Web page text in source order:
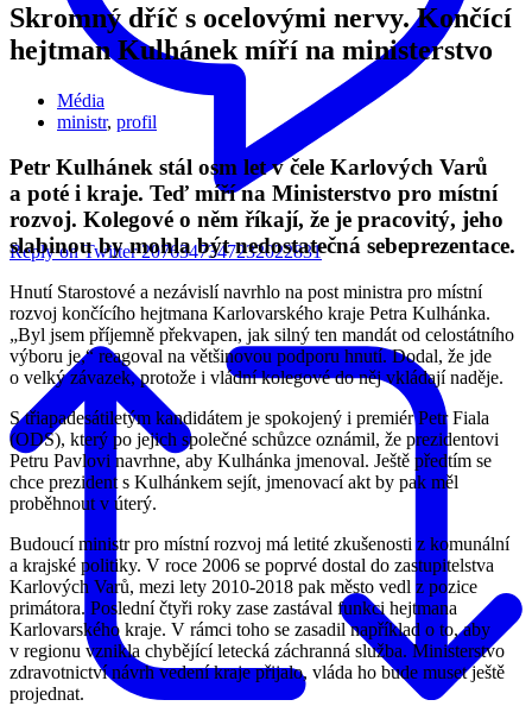
Reply on Twitter 2076347347232022831
Skromný dříč s ocelovými nervy. Končící
hejtman Kulhánek míří na ministerstvo
Média
ministr, profil
Petr Kulhánek stál osm let v čele Karlových Varů
a poté i kraje. Teď míří na Ministerstvo pro místní
rozvoj. Kolegové o něm říkají, že je pracovitý, jeho
slabinou by mohla být nedostatečná sebeprezentace.
Hnutí Starostové a nezávislí navrhlo na post ministra pro místní
rozvoj končícího hejtmana Karlovarského kraje Petra Kulhánka.
„Byl jsem příjemně překvapen, jak silný ten mandát od celostátního
výboru je,“ reagoval na většinovou podporu hnutí. Dodal, že jde
o velký závazek, protože i vládní kolegové do něj vkládají naděje.
S třiapadesátiletým kandidátem je spokojený i premiér Petr Fiala
(ODS), který po jejich společné schůzce oznámil, že prezidentovi
Petru Pavlovi navrhne, aby Kulhánka jmenoval. Ještě předtím se
chce prezident s Kulhánkem sejít, jmenovací akt by pak měl
proběhnout v úterý.
Budoucí ministr pro místní rozvoj má letité zkušenosti z komunální
a krajské politiky. V roce 2006 se poprvé dostal do zastupitelstva
Karlových Varů, mezi lety 2010-2018 pak město vedl z pozice
primátora. Poslední čtyři roky zase zastával funkci hejtmana
Karlovarského kraje. V rámci toho se zasadil například o to, aby
v regionu vznikla chybějící letecká záchranná služba. Ministerstvo
zdravotnictví návrh vedení kraje přijalo, vláda ho bude muset ještě
projednat.